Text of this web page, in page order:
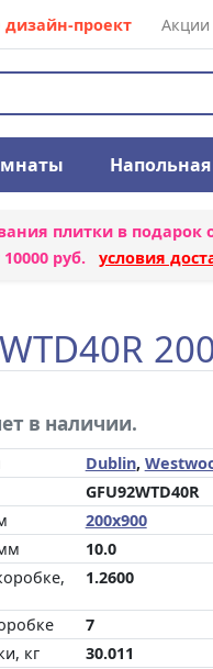
дизайн-проект Акции
плиткив подарок
руб. условия
в наличии.
Dublin,
GFU92WTD40R
200x900
10.0
1.2600
7
кг
30.011